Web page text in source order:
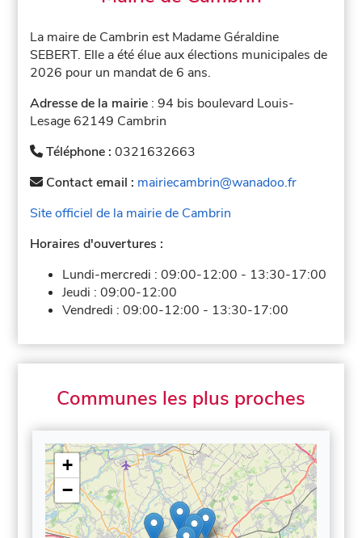
La maire de Cambrin est Madame Géraldine
SEBERT. Elle a été élue aux élections municipales de
2026 pour un mandat de 6 ans.
Adresse de la mairie : 94 bis boulevard Louis-
Lesage 62149 Cambrin
Téléphone :0321632663
Contact email : mairiecambrin@wanadoo.fr
Site officiel de la mairie de Cambrin
Horaires d'ouvertures :
Lundi-mercredi :09:00-12:00 - 13:30-17:00
Jeudi :09:00-12:00
Vendredi :09:00-12:00 - 13:30-17:00
Communes les plus proches
+
−